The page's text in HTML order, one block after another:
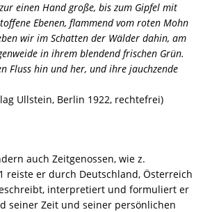
einen Hand große, bis zum Gipfel mit
Ebenen, flammend vom roten Mohn
wir im Schatten der Wälder dahin, am
in ihrem blendend frischen Grün.
Fluss hin und her, und ihre jauchzende
Ullstein, Berlin 1922, rechtefrei)
auch Zeitgenossen, wie z.
reiste er durch Deutschland, Österreich
interpretiert und formuliert er
seiner Zeit und seiner persönlichen